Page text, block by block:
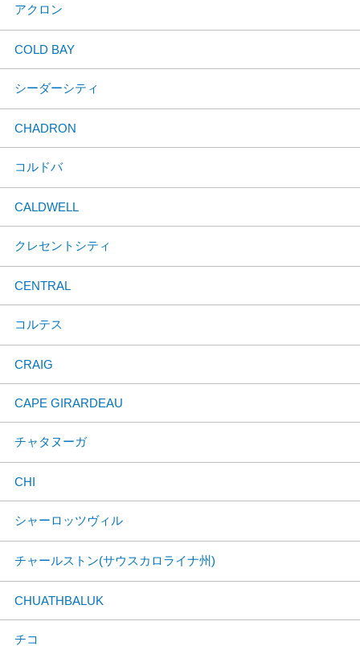
アクロン
COLD BAY
シーダーシティ
CHADRON
コルドバ
CALDWELL
クレセントシティ
CENTRAL
コルテス
CRAIG
CAPE GIRARDEAU
チャタヌーガ
CHI
シャーロッツヴィル
チャールストン(サウスカロライナ州)
CHUATHBALUK
チコ